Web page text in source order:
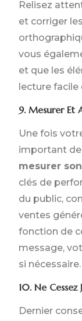
Relisez
et corriger
vous
et que les
lecture facile
9. Mesurer Et
Une fois
important
mesurer
clés de
du public,
ventes
fonction de
message,
si nécessaire.
10. Ne
Dernier